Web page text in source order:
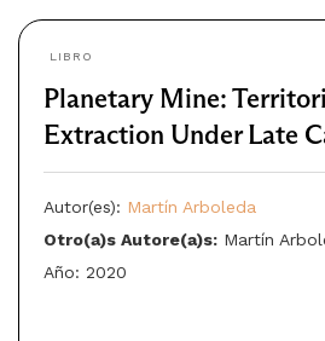
LIBRO
Planetary Mine:
Extraction Under Late
Autor(es): Martín Arboleda
Otro(a)s Autore(a)s: Martín
Año: 2020